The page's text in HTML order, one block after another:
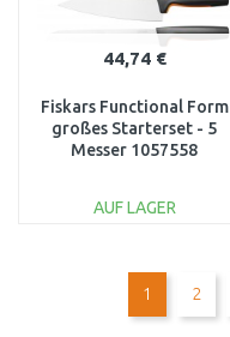
44,74 €
Fiskars Functional Form
großes Starterset - 5
Messer 1057558
AUF LAGER
1 2